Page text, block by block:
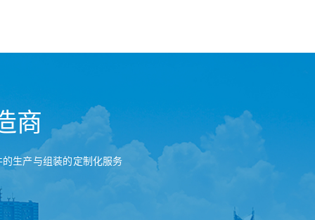
商
产与组装的定制化服务